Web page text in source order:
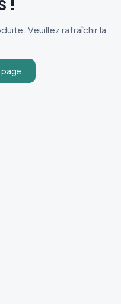
Veuillez rafraîchir la
page